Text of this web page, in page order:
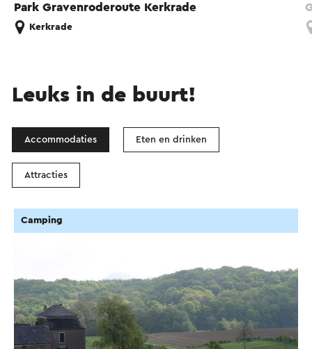
Park Gravenroderoute Kerkrade
Kerkrade
Leuks in de buurt!
Accommodaties Eten en drinken
Attracties
Camping